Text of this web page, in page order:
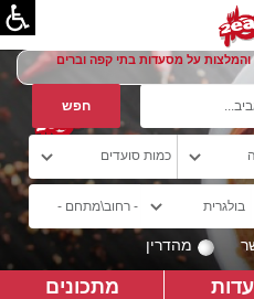
על מסעדות בתי קפה וברים
מהדרין
מתכונים